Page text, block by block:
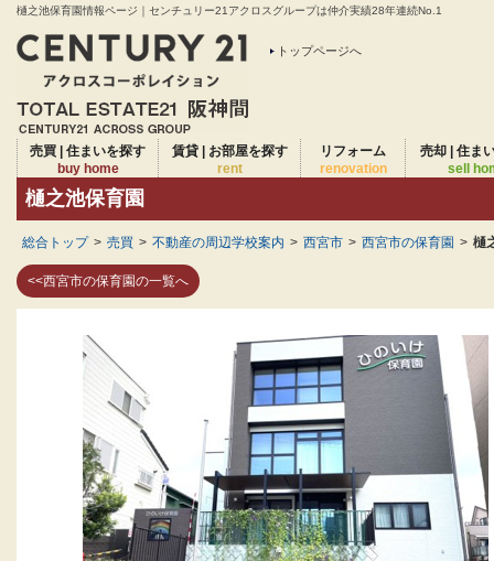
樋之池保育園情報ページ｜センチュリー21アクロスグループは仲介実績28年連続No.1
トップページへ
売買 | 住まいを探す
buy home
賃貸 | お部屋を探す
rent
リフォーム
renovation
売却 | 住ま
sell
樋之池保育園
総合トップ > 売買 > 不動産の周辺学校案内 > 西宮市 > 西宮市の保育園 > 樋
<<西宮市の保育園の一覧へ